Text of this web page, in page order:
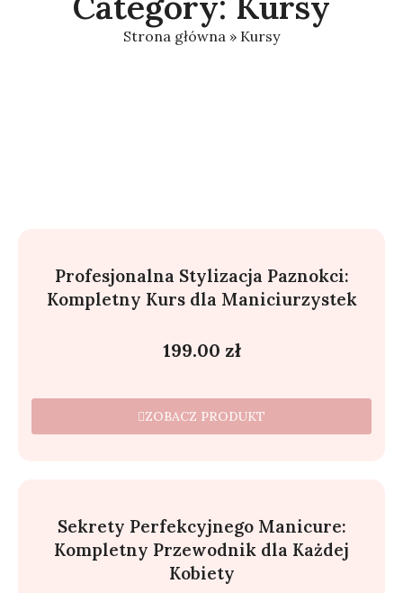
Strona główna » Kursy
Profesjonalna Stylizacja Paznokci:
Kompletny Kurs dla Maniciurzystek
199.00 zł
ZOBACZ PRODUKT
Sekrety Perfekcyjnego Manicure:
Kompletny Przewodnik dla Każdej
Kobiety